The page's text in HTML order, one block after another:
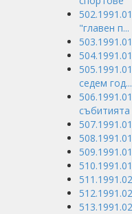
"главен п...
седем год...
събитията